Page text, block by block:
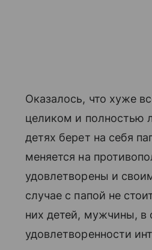
Оказалось, что хуже
целиком и полностью
детях берет на себя
меняется на
удовлетворены и
случае с папой не
них детей, мужчины, в
удовлетворенности